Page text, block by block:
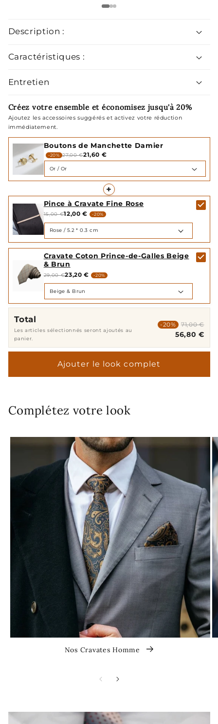
Description :
Caractéristiques :
Entretien
Créez votre ensemble et économisez jusqu'à 20%
Ajoutez les accessoires suggérés et activez votre réduction
immédiatement.
Boutons de Manchette Damier
-20% 27,00 €21,60 €
+
Pince à Cravate Fine Rose
15,00 €12,00 € -20%
Cravate Coton Prince-de-Galles Beige
& Brun
29,00 €23,20 € -20%
Total
Les articles sélectionnés seront ajoutés au
panier.
-20% 71,00 €
56,80 €
Ajouter le look complet
Complétez votre look
Nos Cravates Homme